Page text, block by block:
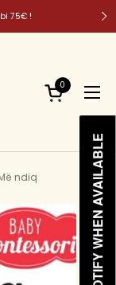
75€ !
Open cart
0
ndiq NOTIFY WHEN AVAILABLE
NOTIFY WHEN AVAILABLE